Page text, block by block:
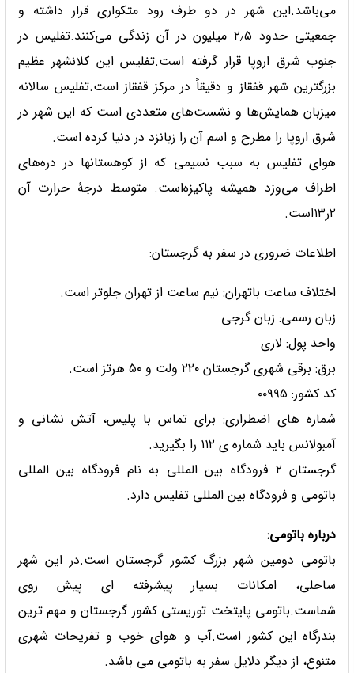
می‌باشد.این شهر در دو طرف رود متکواری قرار داشته و
جمعیتی حدود ۲٫۵ میلیون در آن زندگی می‌کنند.تفلیس در
جنوب شرق اروپا قرار گرفته است.تفلیس این کلانشهر عظیم
بزرگترین شهر قفقاز و دقیقاً در مرکز قفقاز است.تفلیس سالانه
میزبان همایش‌ها و نشست‌های متعددی است که این شهر در
شرق اروپا را مطرح و اسم آن را زبانزد در دنیا کرده است.
هوای تفلیس به سبب نسیمی که از کوهستانها در دره‌های
اطراف می‌وزد همیشه پاکیزه‌است. متوسط درجهٔ حرارت آن
۲ر۱۳است.
اطلاعات ضروری در سفر به گرجستان:
اختلاف ساعت باتهران: نیم ساعت از تهران جلوتر است.
زبان رسمی: زبان گرجی
واحد پول: لاری
برق: برقی شهری گرجستان ۲۲۰ ولت و ۵۰ هرتز است.
کد کشور: ۰۰۹۹۵
شماره های اضطراری: برای تماس با پلیس، آتش نشانی و
آمبولانس باید شماره ی ۱۱۲ را بگیرید.
گرجستان ۲ فرودگاه بین المللی به نام فرودگاه بین المللی
باتومی و فرودگاه بین المللی تفلیس دارد.
درباره باتومی:
باتومی دومین شهر بزرگ کشور گرجستان است.در این شهر
ساحلی، امکانات بسیار پیشرفته ای پیش روی
شماست.باتومی پایتخت توریستی کشور گرجستان و مهم ترین
بندرگاه این کشور است.آب و هوای خوب و تفریحات شهری
متنوع، از دیگر دلایل سفر به باتومی می باشد.